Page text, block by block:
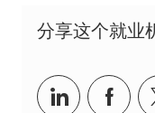
分享这个就业
分享到 分